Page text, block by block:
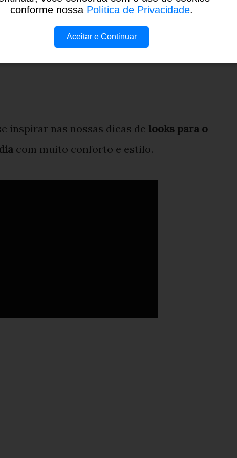
inspirar nas nossas dicas de looks para o
com muito conforto e estilo.
conforme nossa Política de Privacidade.
Aceitar e Continuar